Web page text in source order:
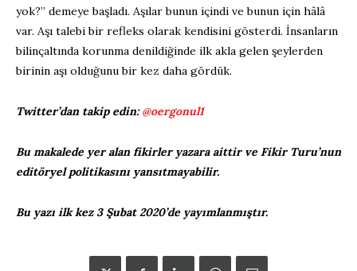
yok?” demeye başladı. Aşılar bunun içindi ve bunun için hâlâ
var. Aşı talebi bir refleks olarak kendisini gösterdi. İnsanların
bilinçaltında korunma denildiğinde ilk akla gelen şeylerden
birinin aşı olduğunu bir kez daha gördük.
Twitter’dan takip edin:@oergonul1
Bu makalede yer alan fikirler yazara aittir ve Fikir Turu’nun
editöryel politikasını yansıtmayabilir.
Bu yazı ilk kez 3 Şubat 2020’de yayımlanmıştır.